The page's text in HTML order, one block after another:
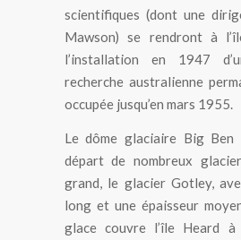
scientifiques (dont une
Mawson) se rendront à
l’installation en 1947
recherche australienne
occupée jusqu’en mars 1955.
Le dôme glaciaire Big
départ de nombreux
grand, le glacier Gotley,
long et une épaisseur
glace couvre l’île Heard à